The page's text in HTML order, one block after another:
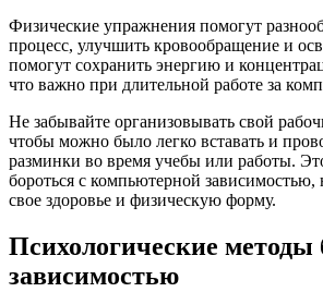
Физические упражнения помогут
процесс, улучшить кровообращение и
помогут сохранить энергию и
что важно при длительной работе за
Не забывайте организовывать свой
чтобы можно было легко вставать и
разминки во время учебы или работы.
бороться с компьютерной
свое здоровье и физическую форму.
Психологические методы
зависимостью